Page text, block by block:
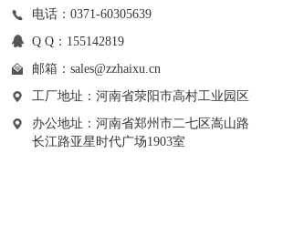
电话：0371-60305639
Q Q：155142819
邮箱： sales@zzhaixu.cn
工厂地址：河南省荥阳市高村工业园区
办公地址：河南省郑州市二七区嵩山路
长江路亚星时代广场1903室